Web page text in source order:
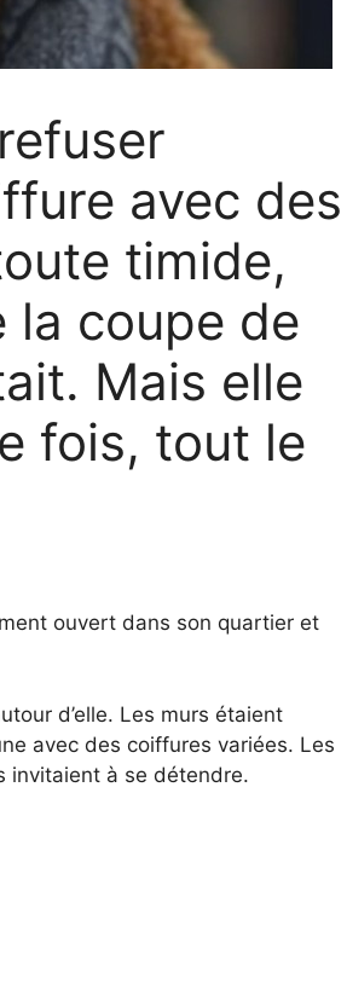
avec des
timide,
la coupe de
Mais elle
fois, tout le
ouvert dans son quartier et
d’elle. Les murs étaient
avec des coiffures variées. Les
invitaient à se détendre.